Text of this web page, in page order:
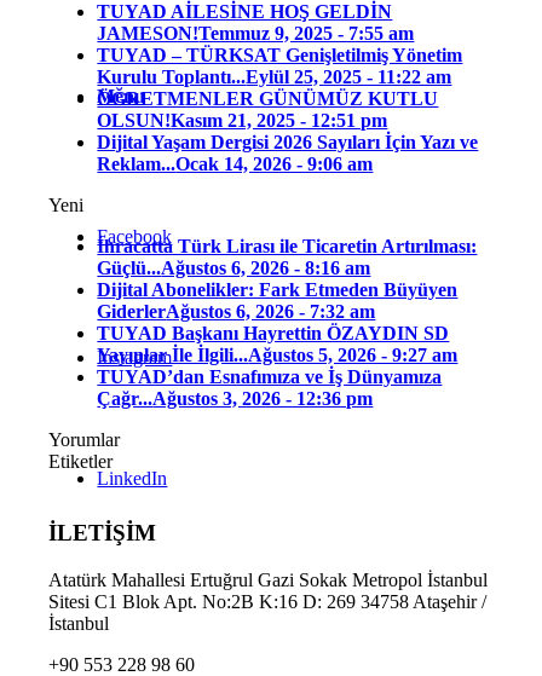
Menu
Facebook
Instagram
LinkedIn
TUYAD AİLESİNE HOŞ GELDİN
JAMESON!Temmuz 9, 2025 - 7:55 am
TUYAD – TÜRKSAT Genişletilmiş Yönetim
Kurulu Toplantı...Eylül 25, 2025 - 11:22 am
ÖĞRETMENLER GÜNÜMÜZ KUTLU
OLSUN!Kasım 21, 2025 - 12:51 pm
Dijital Yaşam Dergisi 2026 Sayıları İçin Yazı ve
Reklam...Ocak 14, 2026 - 9:06 am
Yeni
İhracatta Türk Lirası ile Ticaretin Artırılması:
Güçlü...Ağustos 6, 2026 - 8:16 am
Dijital Abonelikler: Fark Etmeden Büyüyen
GiderlerAğustos 6, 2026 - 7:32 am
TUYAD Başkanı Hayrettin ÖZAYDIN SD
Yayınlar İle İlgili...Ağustos 5, 2026 - 9:27 am
TUYAD’dan Esnafımıza ve İş Dünyamıza
Çağr...Ağustos 3, 2026 - 12:36 pm
Yorumlar
Etiketler
İLETİŞİM
Atatürk Mahallesi Ertuğrul Gazi Sokak Metropol İstanbul
Sitesi C1 Blok Apt. No:2B K:16 D: 269 34758 Ataşehir /
İstanbul
+90 553 228 98 60